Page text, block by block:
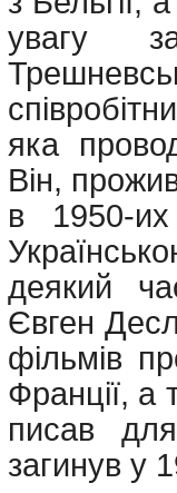
увагу
яка
Він,
в 1950-их
деякий
Євген
фільмів
Франції, а
писав
загинув у